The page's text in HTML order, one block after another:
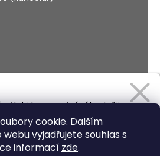
cookie. Dalším
vyjadřujete souhlas s
informací zde.
výlet i kempování výhodněji.
Vám pošleme